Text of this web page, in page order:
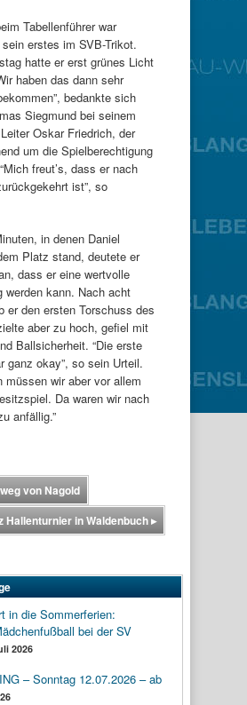
Tabellenführer war
erstes im SVB-Trikot.
hatte er erst grünes Licht
haben das dann sehr
bedankte sich
Siegmund bei seinem
Oskar Friedrich, der
um die Spielberechtigung
freut’s, dass er nach
ist”, so
in denen Daniel
Platz stand, deutete er
dass er eine wertvolle
werden kann. Nach acht
er den ersten Torschuss des
aber zu hoch, gefiel mit
Ballsicherheit. “Die erste
ganz okay”, so sein Urteil.
müssen wir aber vor allem
Da waren wir nach
anfällig.”
von Nagold
Hallenturnier in Waldenbuch▸
in die Sommerferien:
bei der SV
2026
– Sonntag 12.07.2026 – ab